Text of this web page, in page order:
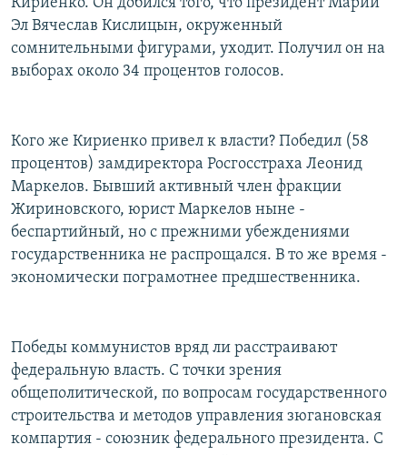
Эл Вячеслав Кислицын, окруженный
сомнительными фигурами, уходит. Получил он на
выборах около 34 процентов голосов.
Кого же Кириенко привел к власти? Победил (58
процентов) замдиректора Росгосстраха Леонид
Маркелов. Бывший активный член фракции
Жириновского, юрист Маркелов ныне -
беспартийный, но с прежними убеждениями
государственника не распрощался. В то же время -
экономически пограмотнее предшественника.
Победы коммунистов вряд ли расстраивают
федеральную власть. С точки зрения
общеполитической, по вопросам государственного
строительства и методов управления зюгановская
компартия - союзник федерального президента. С